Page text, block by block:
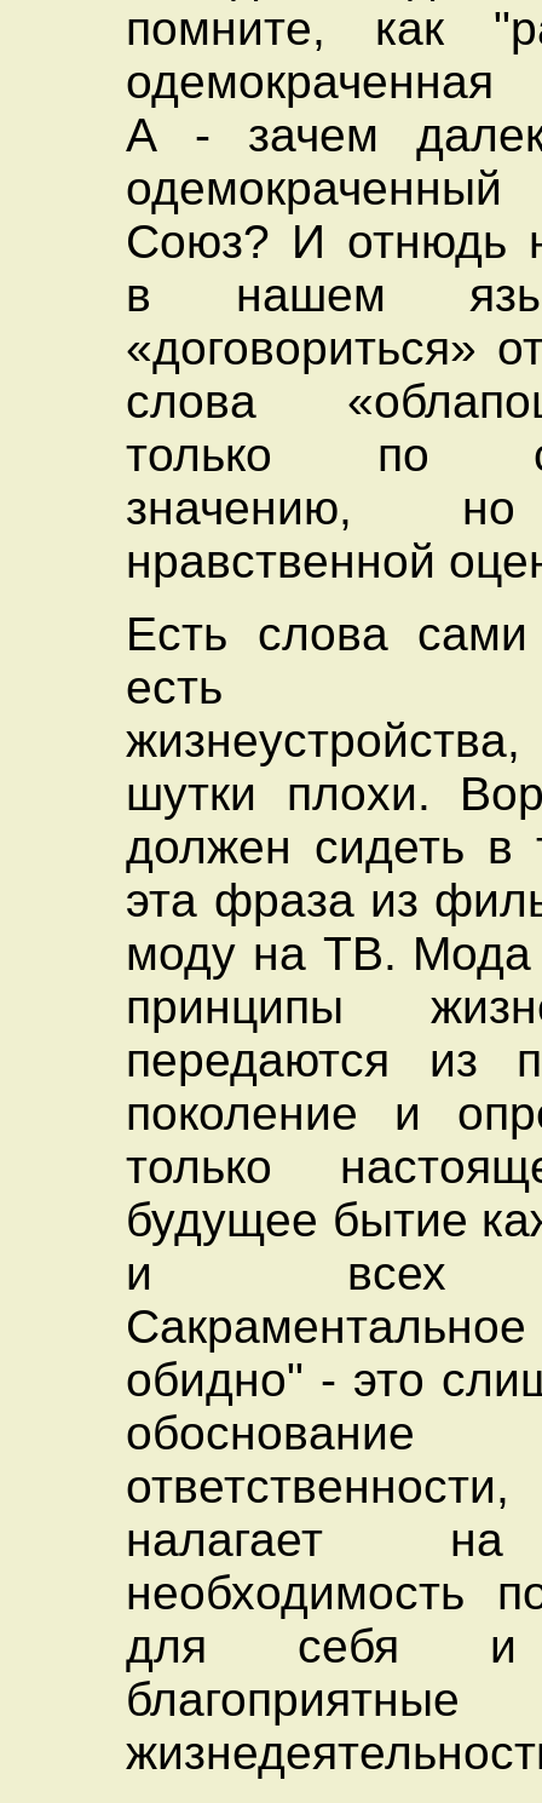
помните, как
одемокраченная
А - зачем
Союз? И отнюдь
в нашем
«договориться»
слова
только по
значению,
нравственной
Есть слова
есть
шутки плохи.
должен сидеть в
эта фраза из
моду на ТВ. Мода
принципы
передаются из
поколение и
только
будущее бытие
и всех
обидно" - это
налагает
необходимость
для себя и